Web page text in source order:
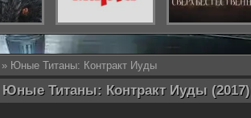
» Юные Титаны: Контракт Иуды
Юные Титаны: Контракт Иуды (2017)